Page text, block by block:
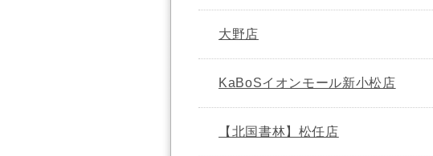
大野店
KaBoSイオンモール新小松店
【北国書林】松任店